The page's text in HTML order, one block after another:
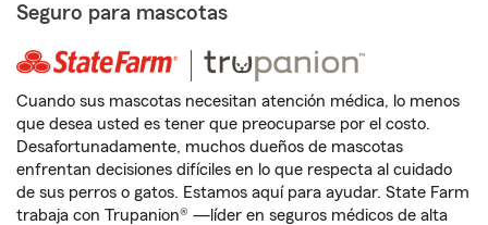
Seguro para mascotas
Cuando sus mascotas necesitan atención médica, lo menos
que desea usted es tener que preocuparse por el costo.
Desafortunadamente, muchos dueños de mascotas
enfrentan decisiones difíciles en lo que respecta al cuidado
de sus perros o gatos. Estamos aquí para ayudar. State Farm
trabaja con Trupanion® —líder en seguros médicos de alta